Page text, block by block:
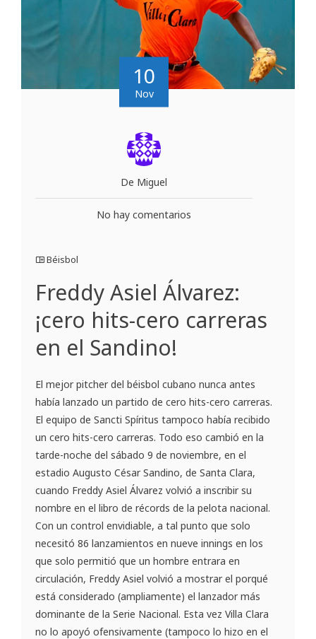
10
Nov
De Miguel
No hay comentarios
Béisbol
Freddy Asiel Álvarez:
¡cero hits-cero carreras
en el Sandino!
El mejor pitcher del béisbol cubano nunca antes
había lanzado un partido de cero hits-cero carreras.
El equipo de Sancti Spíritus tampoco había recibido
un cero hits-cero carreras. Todo eso cambió en la
tarde-noche del sábado 9 de noviembre, en el
estadio Augusto César Sandino, de Santa Clara,
cuando Freddy Asiel Álvarez volvió a inscribir su
nombre en el libro de récords de la pelota nacional.
Con un control envidiable, a tal punto que solo
necesitó 86 lanzamientos en nueve innings en los
que solo permitió que un hombre entrara en
circulación, Freddy Asiel volvió a mostrar el porqué
está considerado (ampliamente) el lanzador más
dominante de la Serie Nacional. Esta vez Villa Clara
no lo apoyó ofensivamente (tampoco lo hizo en el